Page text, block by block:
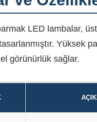
LED lambalar,
Yüksek
görünürlük sağlar.